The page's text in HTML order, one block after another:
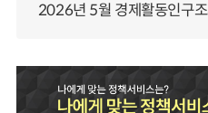
2026년 5월 경제활동인구